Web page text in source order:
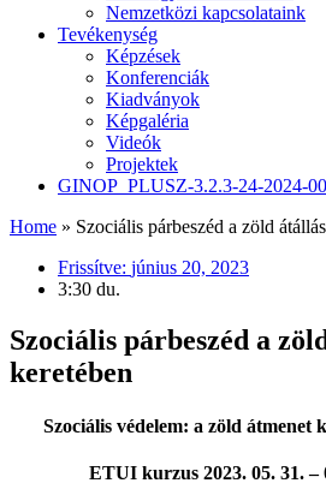
Nemzetközi kapcsolataink
Tevékenység
Képzések
Konferenciák
Kiadványok
Képgaléria
Videók
Projektek
GINOP_PLUSZ-3.2.3-24-2024-
Home » Szociális párbeszéd a zöld
Frissítve: június 20, 2023
3:30 du.
Szociális párbeszéd a
keretében
Szociális védelem: a zöld átmenet
ETUI kurzus 2023. 05. 31. –